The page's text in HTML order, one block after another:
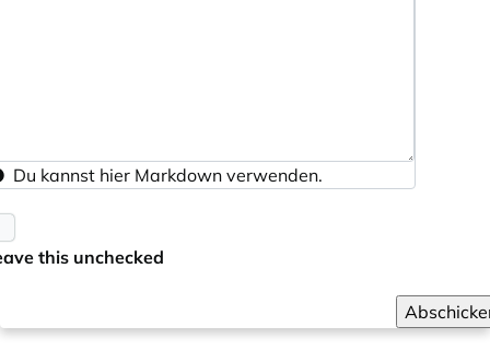
Du kannst hier Markdown verwenden.
this unchecked